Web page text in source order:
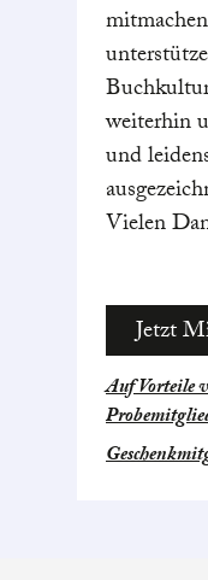
weiterhin
und
Vielen
Jetzt
Auf Vorteile